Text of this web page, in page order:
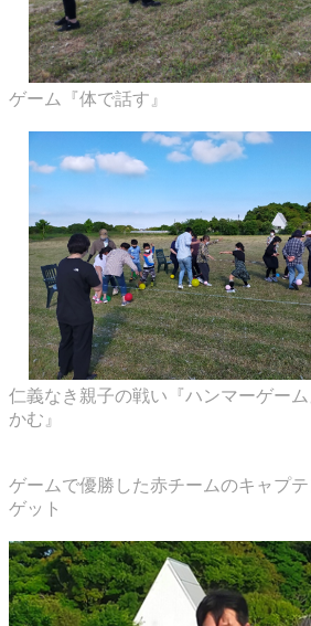
ゲーム『体で話す』
仁義なき親子の戦い『ハンマーゲー
かむ』
ゲームで優勝した赤チームのキャプ
ゲット